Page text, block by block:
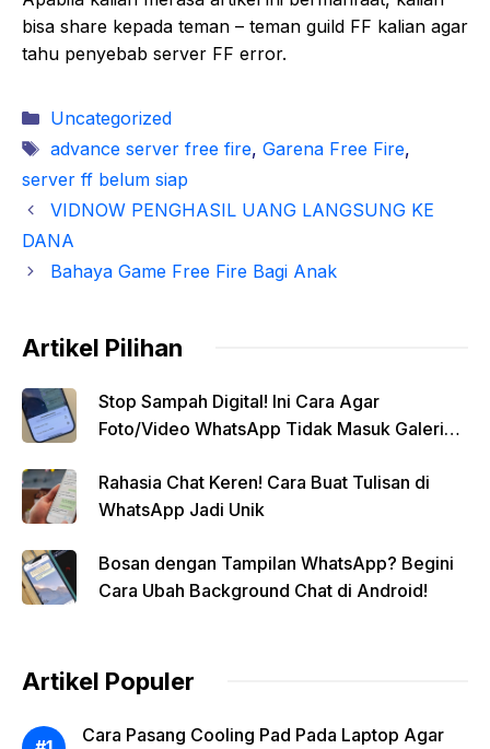
bisa share kepada teman – teman guild FF kalian agar
tahu penyebab server FF error.
Kategori
Uncategorized
Tag
advance server free fire, Garena Free Fire,
server ff belum siap
VIDNOW PENGHASIL UANG LANGSUNG KE
DANA
Bahaya Game Free Fire Bagi Anak
Artikel Pilihan
Stop Sampah Digital! Ini Cara Agar
Foto/Video WhatsApp Tidak Masuk Galeri
Rahasia Chat Keren! Cara Buat Tulisan di
WhatsApp Jadi Unik
Bosan dengan Tampilan WhatsApp? Begini
Cara Ubah Background Chat di Android!
Artikel Populer
Cara Pasang Cooling Pad Pada Laptop Agar